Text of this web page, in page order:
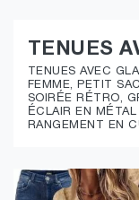
TENUES
TENUES AVEC
FEMME, PETIT
SOIRÉE RÉTRO,
ÉCLAIR EN
RANGEMENT EN